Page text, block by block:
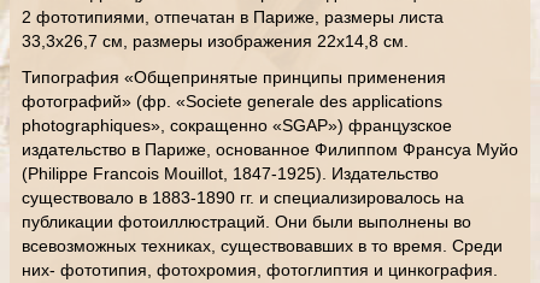
2 фототипиями, отпечатан в Париже, размеры листа
33,3х26,7 см, размеры изображения 22х14,8 см.
Типография «Общепринятые принципы применения
фотографий» (фр. «Societe generale des applications
photographiques», сокращенно «SGAP») французское
издательство в Париже, основанное Филиппом Франсуа Муйо
(Philippe Francois Mouillot, 1847-1925). Издательство
существовало в 1883-1890 гг. и специализировалось на
публикации фотоиллюстраций. Они были выполнены во
всевозможных техниках, существовавших в то время. Среди
них- фототипия, фотохромия, фотоглиптия и цинкография.